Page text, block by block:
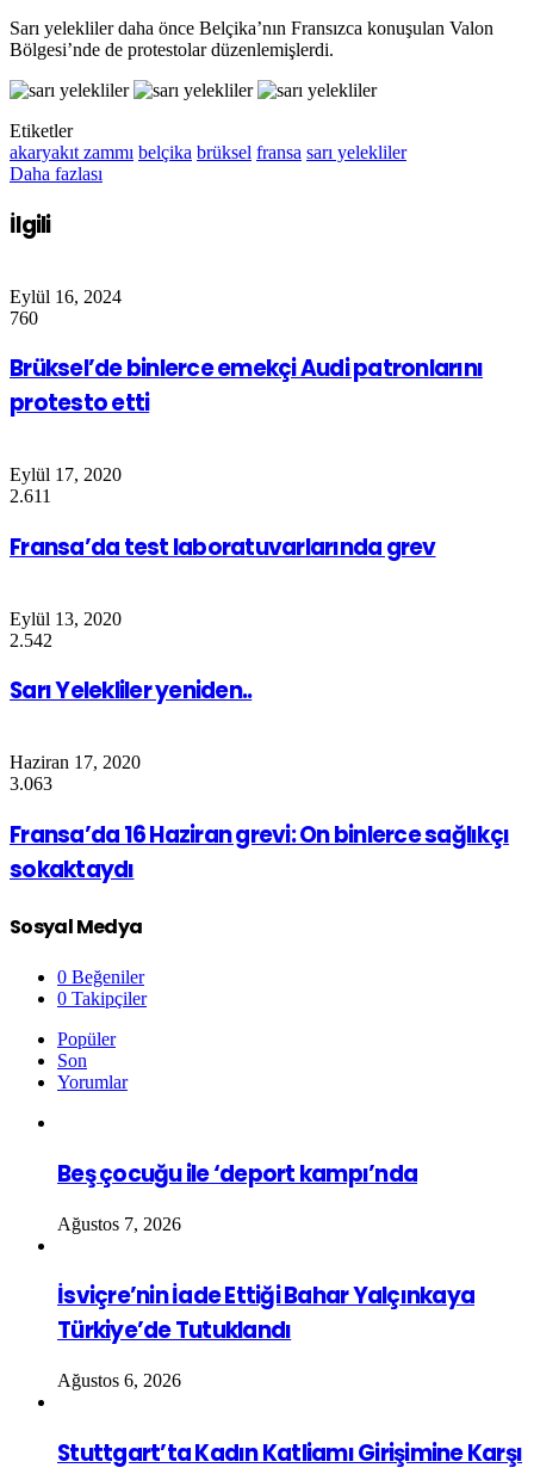
Sarı yelekliler daha önce Belçika’nın Fransızca konuşulan Valon
Bölgesi’nde de protestolar düzenlemişlerdi.
Etiketler
akaryakıt zammı belçika brüksel fransa sarı yelekliler
Daha fazlası
İlgili
Eylül 16, 2024
760
Brüksel’de binlerce emekçi Audi patronlarını
protesto etti
Eylül 17, 2020
2.611
Fransa’da test laboratuvarlarında grev
Eylül 13, 2020
2.542
Sarı Yelekliler yeniden..
Haziran 17, 2020
3.063
Fransa’da 16 Haziran grevi: On binlerce sağlıkçı
sokaktaydı
Sosyal Medya
0 Beğeniler
0 Takipçiler
Popüler
Son
Yorumlar
Beş çocuğu ile ‘deport kampı’nda
Ağustos 7, 2026
İsviçre’nin İade Ettiği Bahar Yalçınkaya
Türkiye’de Tutuklandı
Ağustos 6, 2026
Stuttgart’ta Kadın Katliamı Girişimine Karşı